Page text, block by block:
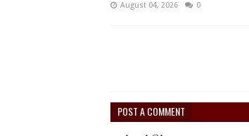
August 04, 2026 0
POST A COMMENT